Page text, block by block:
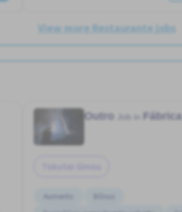
View more Restaurante jobs
Outro Fábrica
Aumento